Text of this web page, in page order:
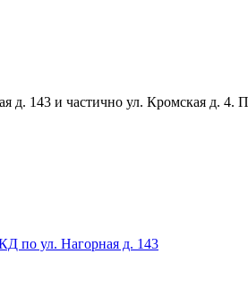
д. 143 и частично ул. Кромская д.
ул. Нагорная д. 143